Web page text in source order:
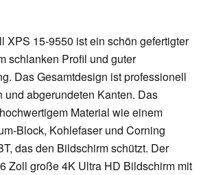
XPS 15-9550 ist ein schön gefertigter
schlanken Profil und guter
Das Gesamtdesign ist professionell
und abgerundeten Kanten. Das
Material wie einem
Block, Kohlefaser und Corning
das den Bildschirm schützt. Der
Zoll große 4K Ultra HD Bildschirm mit